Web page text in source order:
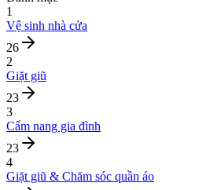
1
Vệ sinh nhà cửa
26
2
Giặt giũ
23
3
Cẩm nang gia đình
23
4
Giặt giũ & Chăm sóc quần áo